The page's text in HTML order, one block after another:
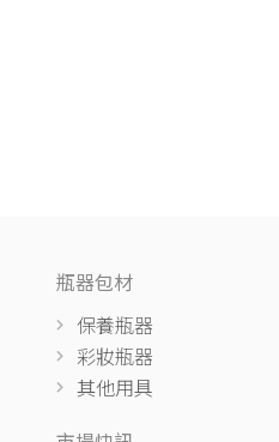
瓶器包材
保養瓶器
彩妝瓶器
其他用具